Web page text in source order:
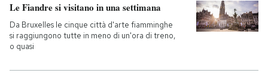
Le Fiandre si visitano in una settimana
Da Bruxelles le cinque città d'arte fiamminghe
si raggiungono tutte in meno di un'ora di treno,
o quasi